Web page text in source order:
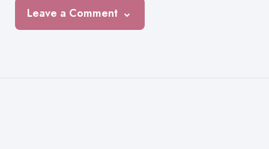
Leave a Comment